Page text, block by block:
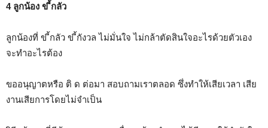
4 ลูกน้อง ข ี้กลัว
ลูกน้องที่ ข ี้กลัว ข ี้กังวล ไม่มั่นใจ ไม่กล้าตัดสินใจอะไรด้วยตัวเอง
จะทำอะไรต้อง
ขออนุญาตหรือ ติ ด ต่อมา สอบถามเราตลอด ซึ่งทำให้เสียเวลา เสีย
งานเสียการโดยไม่จำเป็น